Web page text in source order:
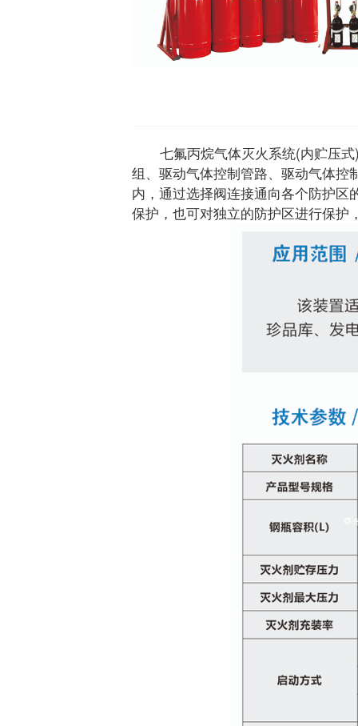
七氟丙烷气体灭火系统(内贮压式)
组、驱动气体控制管路、驱动气体控
内，通过选择阀连接通向各个防护
保护，也可对独立的防护区进行保护